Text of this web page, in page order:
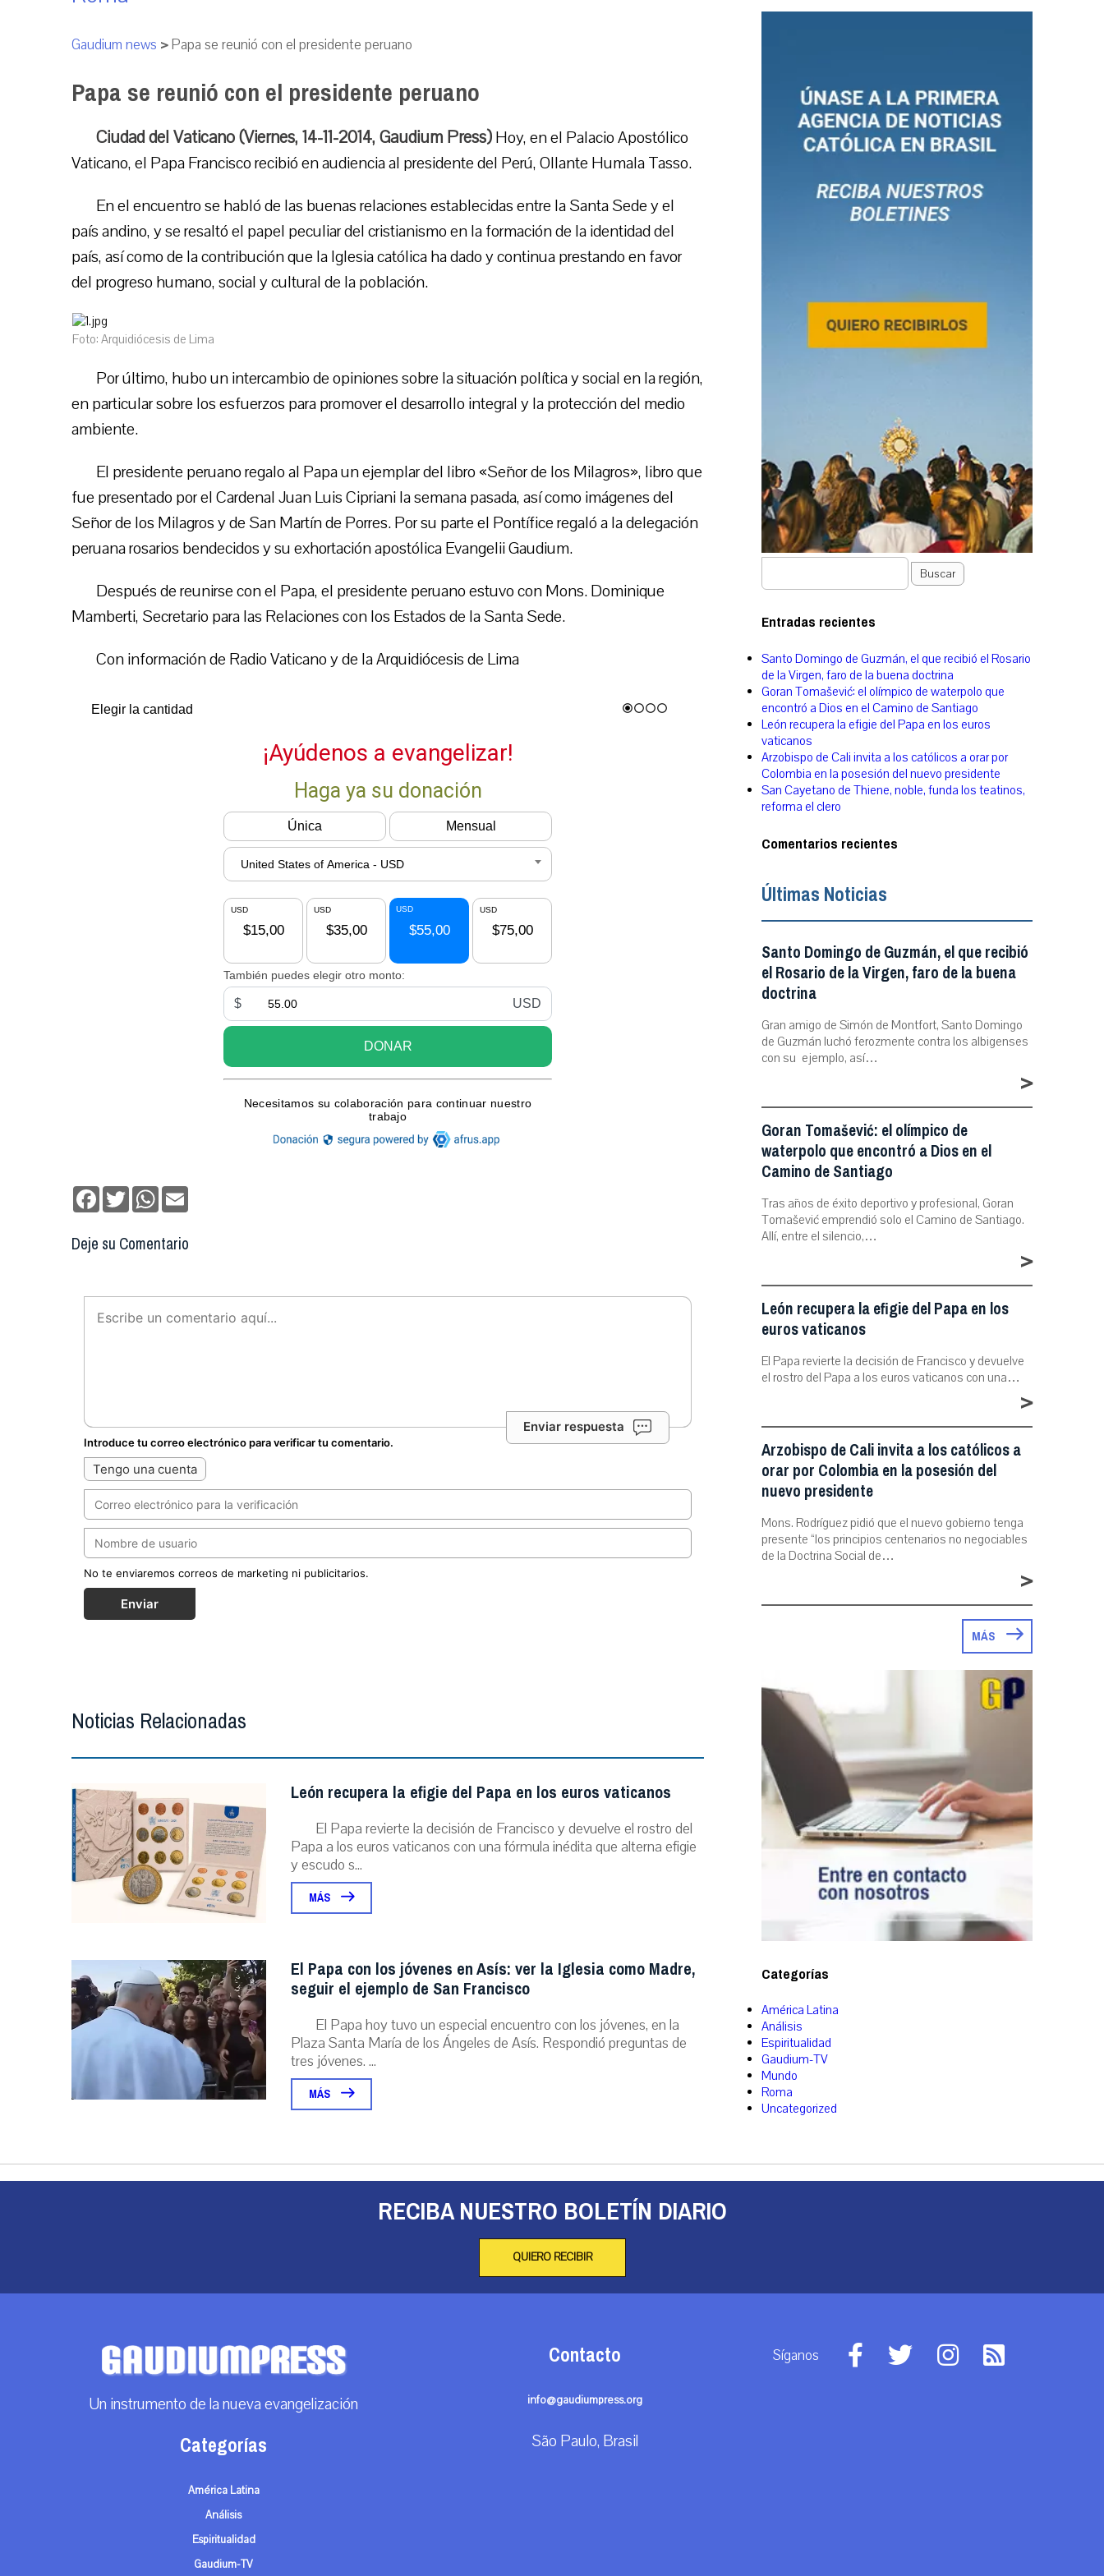
Gaudium news >Papa se reunió con el presidente peruano
Papa se reunió con el presidente peruano
Ciudad del Vaticano (Viernes, 14-11-2014, Gaudium Press)Hoy, en el Palacio Apostólico
Vaticano, el Papa Francisco recibió en audiencia al presidente del Perú, Ollante Humala Tasso.
En el encuentro se habló de las buenas relaciones establecidas entre la Santa Sede y el
país andino, y se resaltó el papel peculiar del cristianismo en la formación de la identidad del
país, así como de la contribución que la Iglesia católica ha dado y continua prestando en favor
del progreso humano, social y cultural de la población.
Foto: Arquidiócesis de Lima
Por último, hubo un intercambio de opiniones sobre la situación política y social en la región,
en particular sobre los esfuerzos para promover el desarrollo integral y la protección del medio
ambiente.
El presidente peruano regalo al Papa un ejemplar del libro «Señor de los Milagros», libro que
fue presentado por el Cardenal Juan Luis Cipriani la semana pasada, así como imágenes del
Señor de los Milagros y de San Martín de Porres. Por su parte el Pontífice regaló a la delegación
peruana rosarios bendecidos y su exhortación apostólica Evangelii Gaudium.
Después de reunirse con el Papa, el presidente peruano estuvo con Mons. Dominique
Mamberti, Secretario para las Relaciones con los Estados de la Santa Sede.
Con información de Radio Vaticano y de la Arquidiócesis de Lima
Facebook
TwitterWhatsApp
Deje su Comentario
Enviar respuesta
Introduce tu correo electrónico para verificar tu comentario.
Tengo una cuenta
No te enviaremos correos de marketing ni publicitarios.
Enviar
Noticias Relacionadas
León recupera la efigie del Papa en los euros vaticanos
El Papa revierte la decisión de Francisco y devuelve el rostro del
Papa a los euros vaticanos con una fórmula inédita que alterna efigie
y escudo s...
MÁS
El Papa con los jóvenes en Asís: ver la Iglesia como Madre,
seguir el ejemplo de San Francisco
El Papa hoy tuvo un especial encuentro con los jóvenes, en la
Plaza Santa María de los Ángeles de Asís. Respondió preguntas de
tres jóvenes. ...
MÁS
Buscar
Entradas recientes
Santo Domingo de Guzmán, el que recibió el Rosario
de la Virgen, faro de la buena doctrina
Goran Tomašević: el olímpico de waterpolo que
encontró a Dios en el Camino de Santiago
León recupera la efigie del Papa en los euros
vaticanos
Arzobispo de Cali invita a los católicos a orar por
Colombia en la posesión del nuevo presidente
San Cayetano de Thiene, noble, funda los teatinos,
reforma el clero
Comentarios recientes
Últimas Noticias
Santo Domingo de Guzmán, el que recibió
el Rosario de la Virgen, faro de la buena
doctrina
Gran amigo de Simón de Montfort, Santo Domingo
de Guzmán luchó ferozmente contra los albigenses
con su ejemplo, así…
>
Goran Tomašević: el olímpico de
waterpolo que encontró a Dios en el
Camino de Santiago
Tras años de éxito deportivo y profesional, Goran
Tomašević emprendió solo el Camino de Santiago.
Allí, entre el silencio,…
>
León recupera la efigie del Papa en los
euros vaticanos
El Papa revierte la decisión de Francisco y devuelve
el rostro del Papa a los euros vaticanos con una…
>
Arzobispo de Cali invita a los católicos a
orar por Colombia en la posesión del
nuevo presidente
Mons. Rodríguez pidió que el nuevo gobierno tenga
presente “los principios centenarios no negociables
de la Doctrina Social de…
>
MÁS
Categorías
América Latina
Análisis
Espiritualidad
Gaudium-TV
Mundo
Roma
Uncategorized
RECIBA NUESTRO BOLETÍN DIARIO
QUIERO RECIBIR
Un instrumento de la nueva evangelización
Categorías
América Latina
Análisis
Espiritualidad
Gaudium-TV
Contacto
info@gaudiumpress.org
São Paulo, Brasil
Síganos